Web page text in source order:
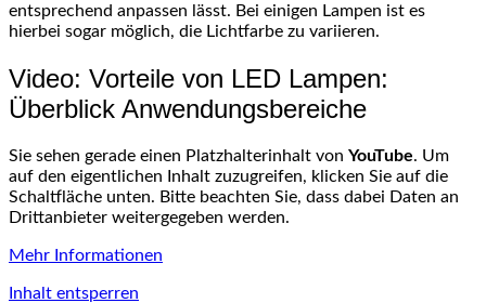
entsprechend anpassen lässt. Bei einigen Lampen ist es
hierbei sogar möglich, die Lichtfarbe zu variieren.
Video: Vorteile von LED Lampen:
Überblick Anwendungsbereiche
Sie sehen gerade einen Platzhalterinhalt von YouTube. Um
auf den eigentlichen Inhalt zuzugreifen, klicken Sie auf die
Schaltfläche unten. Bitte beachten Sie, dass dabei Daten an
Drittanbieter weitergegeben werden.
Mehr Informationen
Inhalt entsperren